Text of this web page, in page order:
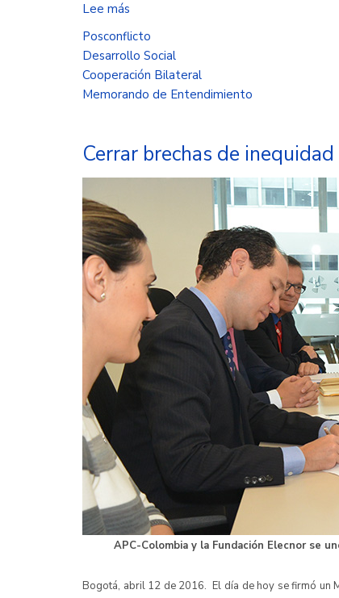
Lee más
Emiratos
Árabes
Unidos
comprometido
agenda
de
país
Posconflicto
Desarrollo Social
Cooperación Bilateral
Memorando de Entendimiento
Cerrar brechas de inequidad
APC-Colombia y la Fundación Elecnor se
Bogotá, abril 12 de 2016. El día de hoy se firmó un